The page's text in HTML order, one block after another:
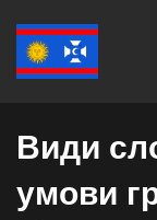
СУСПІЛЬСТВО
Види
умови